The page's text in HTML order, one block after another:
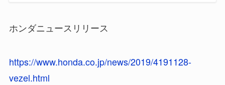
ホンダニュースリリース
https://www.honda.co.jp/news/2019/4191128-
vezel.html